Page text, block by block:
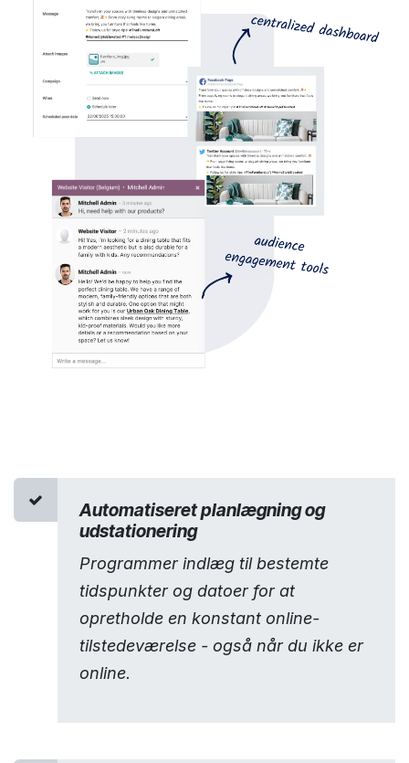
Automatiseret planlægning og
udstationering
Programmer indlæg til bestemte
tidspunkter og datoer for at
opretholde en konstant online-
tilstedeværelse - også når du ikke er
online.